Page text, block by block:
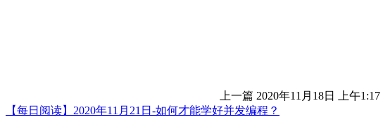
上一篇 2020年11月18日 上午1:17
【每日阅读】2020年11月21日-如何才能学好并发编程？